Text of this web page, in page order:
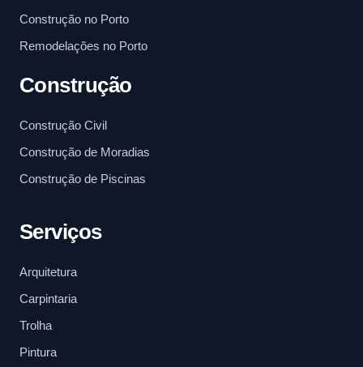
Construção no Porto
Remodelações no Porto
Construção
Construção Civil
Construção de Moradias
Construção de Piscinas
Serviços
Arquitetura
Carpintaria
Trolha
Pintura